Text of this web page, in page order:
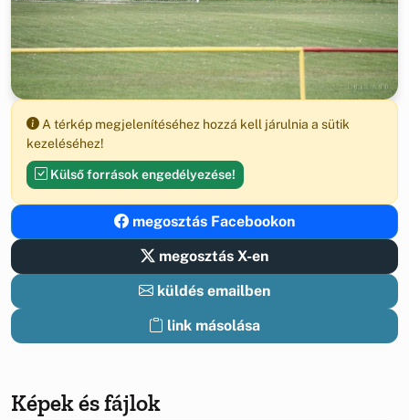
A térkép megjelenítéséhez hozzá kell járulnia a sütik
kezeléséhez!
Külső források engedélyezése!
megosztás Facebookon
megosztás X-en
küldés emailben
link másolása
Képek és fájlok